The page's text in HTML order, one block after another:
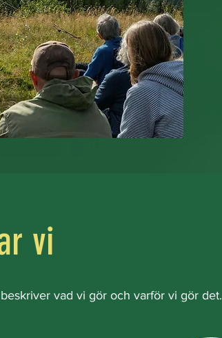
vi
vad vi gör och varför vi gör det.